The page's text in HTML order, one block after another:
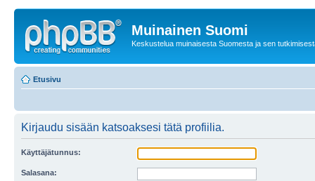
Muinainen Suomi
Keskustelua muinaisesta Suomesta ja sen
Etusivu
Kirjaudu sisään katsoaksesi tätä profiilia.
Käyttäjätunnus:
Salasana: